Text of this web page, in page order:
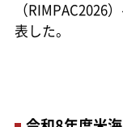
（RIMPAC2026
表した。